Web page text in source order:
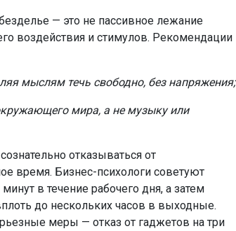
— это не пассивное лежание
воздействия и стимулов. Рекомендации
мыслям течь свободно, без напряжения;
мира, а не музыку или
отказываться от
время. Бизнес-психологи советуют
в течение рабочего дня, а затем
до нескольких часов в выходные.
меры — отказ от гаджетов на три